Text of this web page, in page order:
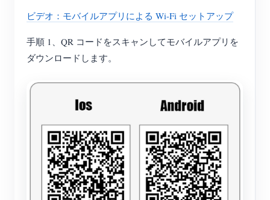
ビデオ：モバイルアプリによる Wi-Fi セットアップ
手順 1、QR コードをスキャンしてモバイルアプリを
ダウンロードします。